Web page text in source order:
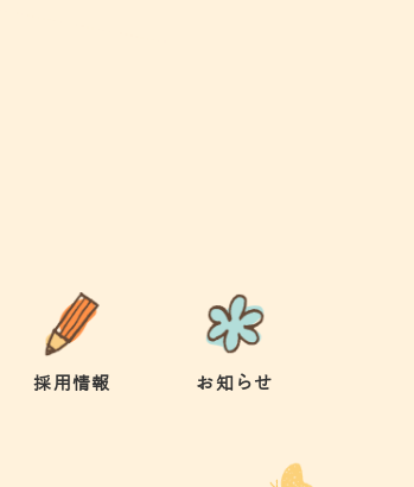
採用情報 お知らせ